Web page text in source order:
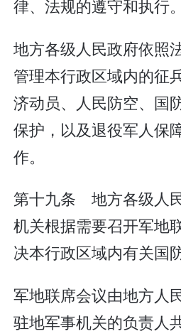
律、法规的遵守和执行。
地方各级人民政府依照
管理本行政区域内的征
济动员、人民防空、国
保护，以及退役军人保
作。
第十九条 地方各级人
机关根据需要召开军地
决本行政区域内有关国
军地联席会议由地方人
驻地军事机关的负责人